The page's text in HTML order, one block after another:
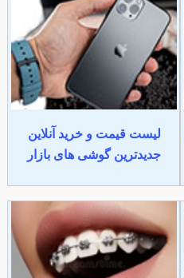
لیست قیمت و خرید آنلاین
جدیدترین گوشی های بازار